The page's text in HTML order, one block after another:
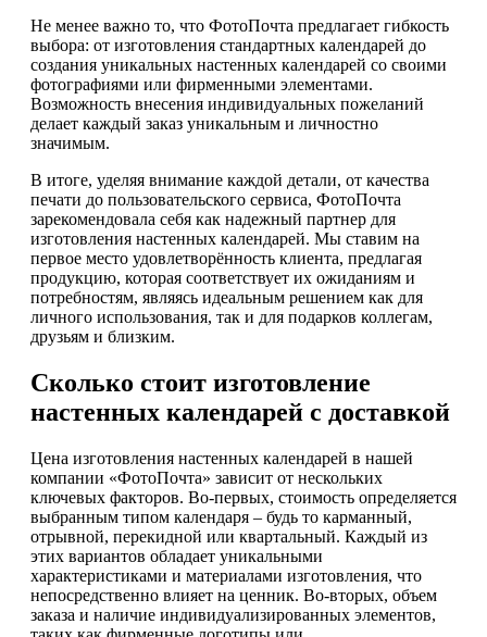
Не менее важно то, что ФотоПочта предлагает гибкость
выбора: от изготовления стандартных календарей до
создания уникальных настенных календарей со своими
фотографиями или фирменными элементами.
Возможность внесения индивидуальных пожеланий
делает каждый заказ уникальным и личностно
значимым.
В итоге, уделяя внимание каждой детали, от качества
печати до пользовательского сервиса, ФотоПочта
зарекомендовала себя как надежный партнер для
изготовления настенных календарей. Мы ставим на
первое место удовлетворённость клиента, предлагая
продукцию, которая соответствует их ожиданиям и
потребностям, являясь идеальным решением как для
личного использования, так и для подарков коллегам,
друзьям и близким.
Сколько стоит изготовление
настенных календарей с доставкой
Цена изготовления настенных календарей в нашей
компании «ФотоПочта» зависит от нескольких
ключевых факторов. Во-первых, стоимость определяется
выбранным типом календаря – будь то карманный,
отрывной, перекидной или квартальный. Каждый из
этих вариантов обладает уникальными
характеристиками и материалами изготовления, что
непосредственно влияет на ценник. Во-вторых, объем
заказа и наличие индивидуализированных элементов,